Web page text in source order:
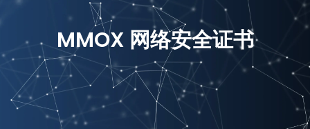
MMOX 网络安全证书